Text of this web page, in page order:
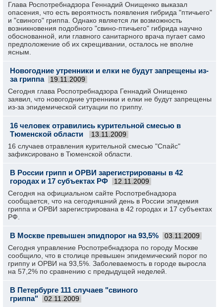
Глава Роспотребнадзора Геннадий Онищенко выказал
опасения, что есть вероятность появления гибрида "птичьего"
и "свиного" гриппа. Однако является ли возможность
возникновения подобного "свино-птичьего" гибрида научно
обоснованной, или главного санитарного врача пугает само
предположение об их скрещивании, осталось не вполне
ясным.
Новогодние утренники и елки не будут запрещены из-
за гриппа
19.11.2009
Сегодня глава Роспотребнадзора Геннадий Онищенко
заявил, что новогодние утренники и елки не будут запрещены
из-за эпидемической ситуации по гриппу.
16 человек отравились курительной смесью в
Тюменской области
13.11.2009
16 случаев отравления курительной смесью "Спайс"
зафиксировано в Тюменской области.
В России грипп и ОРВИ зарегистрированы в 42
городах и 17 субъектах РФ
12.11.2009
Сегодня на официальном сайте Роспотребнадзора
сообщается, что на сегодняшний день в России эпидемия
гриппа и ОРВИ зарегистрирована в 42 городах и 17 субъектах
РФ.
В Москве превышен эпидпорог на 93,5% 03.11.2009
Сегодня управление Роспотребнадзора по городу Москве
сообщило, что в столице превышен эпидемический порог по
гриппу и ОРВИ на 93,5%. Заболеваемость в городе выросла
на 57,2% по сравнению с предыдущей неделей.
В Петербурге 111 случаев "свиного
гриппа"
02.11.2009